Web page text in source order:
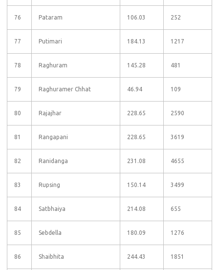
76 Pataram 106.03 252
77 Putimari 184.13 1217
78 Raghuram 145.28 481
79 Raghuramer Chhat 46.94 109
80 Rajajhar 228.65 2590
81 Rangapani 228.65 3619
82 Ranidanga 231.08 4655
83 Rupsing 150.14 3499
84 Satbhaiya 214.08 655
85 Sebdella 180.09 1276
86 Shaibhita 244.43 1851